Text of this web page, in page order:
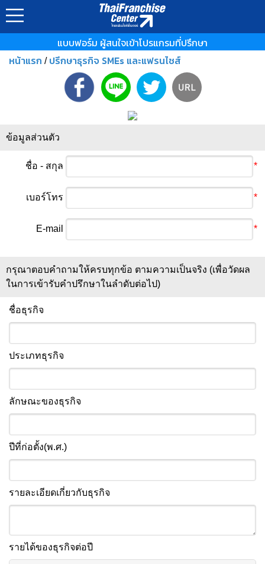
แบบฟอร์ม ผู้สนใจเข้าโปรแกรมที่ปรึกษา
หน้าแรก / ปรึกษาธุรกิจ SMEs และแฟรนไชส์
ข้อมูลส่วนตัว
ชื่อ - สกุล *
เบอร์โทร *
E-mail *
กรุณาตอบคำถามให้ครบทุกข้อ ตามความเป็นจริง (เพื่อวัดผล
ในการเข้ารับคำปรึกษาในลำดับต่อไป)
ชื่อธุรกิจ
ประเภทธุรกิจ
ลักษณะของธุรกิจ
ปีที่ก่อตั้ง(พ.ศ.)
รายละเอียดเกี่ยวกับธุรกิจ
รายได้ของธุรกิจต่อปี